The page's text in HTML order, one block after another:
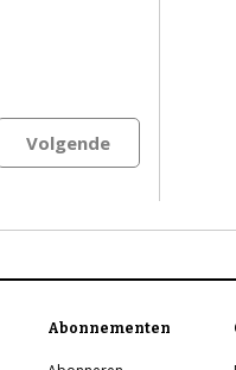
Volgende
Abonnementen